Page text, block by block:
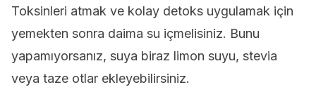
Toksinleri atmak ve kolay detoks uygulamak için
yemekten sonra daima su içmelisiniz. Bunu
yapamıyorsanız, suya biraz limon suyu, stevia
veya taze otlar ekleyebilirsiniz.